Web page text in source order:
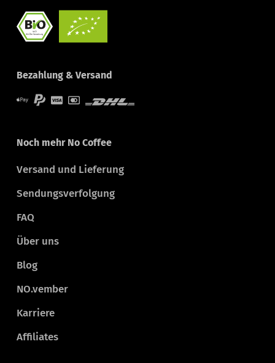
Bezahlung & Versand
Noch mehr No Coffee
Versand und Lieferung
Sendungsverfolgung
FAQ
Über uns
Blog
NO.vember
Karriere
Affiliates